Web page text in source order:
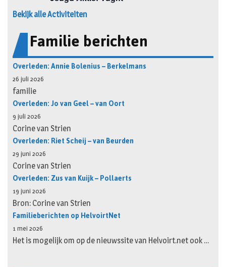
Bekijk alle Activiteiten
Familie berichten
Overleden: Annie Bolenius – Berkelmans
26 juli 2026
familie
Overleden: Jo van Geel – van Oort
9 juli 2026
Corine van Strien
Overleden: Riet Scheij – van Beurden
29 juni 2026
Corine van Strien
Overleden: Zus van Kuijk – Pollaerts
19 juni 2026
Bron: Corine van Strien
Familieberichten op HelvoirtNet
1 mei 2026
Het is mogelijk om op de nieuwssite van Helvoirt.net ook …